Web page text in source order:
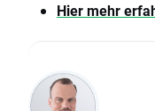
Hier mehr